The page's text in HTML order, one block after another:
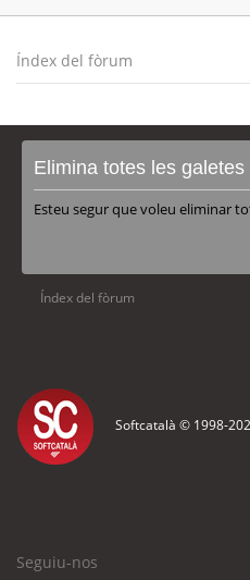
Índex del fòrum
Elimina totes les galetes
Esteu segur que voleu eliminar
Índex del fòrum
Softcatalà © 1998-
Seguiu-nos